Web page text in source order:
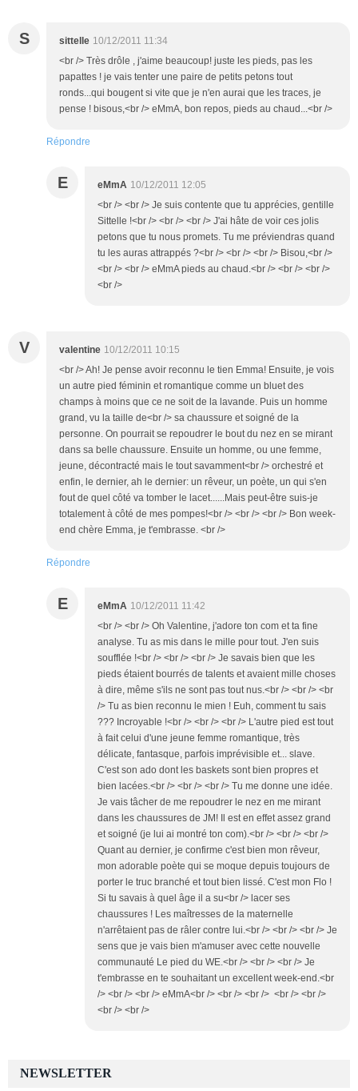
S sittelle 10/12/2011 11:34
<br /> Très drôle , j'aime beaucoup! juste les pieds, pas les
papattes ! je vais tenter une paire de petits petons tout
ronds...qui bougent si vite que je n'en aurai que les traces, je
pense ! bisous,<br /> eMmA, bon repos, pieds au chaud...<br />
Répondre
E eMmA 10/12/2011 12:05
<br /> <br /> Je suis contente que tu apprécies, gentille
Sittelle !<br /> <br /> <br /> J'ai hâte de voir ces jolis
petons que tu nous promets. Tu me préviendras quand
tu les auras attrappés ?<br /> <br /> <br /> Bisou,<br />
<br /> <br /> eMmA pieds au chaud.<br /> <br /> <br />
<br />
V valentine 10/12/2011 10:15
<br /> Ah! Je pense avoir reconnu le tien Emma! Ensuite, je vois
un autre pied féminin et romantique comme un bluet des
champs à moins que ce ne soit de la lavande. Puis un homme
grand, vu la taille de<br /> sa chaussure et soigné de la
personne. On pourrait se repoudrer le bout du nez en se mirant
dans sa belle chaussure. Ensuite un homme, ou une femme,
jeune, décontracté mais le tout savamment<br /> orchestré et
enfin, le dernier, ah le dernier: un rêveur, un poète, un qui s'en
fout de quel côté va tomber le lacet......Mais peut-être suis-je
totalement à côté de mes pompes!<br /> <br /> <br /> Bon week-
end chère Emma, je t'embrasse. <br />
Répondre
E eMmA 10/12/2011 11:42
<br /> <br /> Oh Valentine, j'adore ton com et ta fine
analyse. Tu as mis dans le mille pour tout. J'en suis
soufflée !<br /> <br /> <br /> Je savais bien que les
pieds étaient bourrés de talents et avaient mille choses
à dire, même s'ils ne sont pas tout nus.<br /> <br /> <br
/> Tu as bien reconnu le mien ! Euh, comment tu sais
??? Incroyable !<br /> <br /> <br /> L'autre pied est tout
à fait celui d'une jeune femme romantique, très
délicate, fantasque, parfois imprévisible et... slave.
C'est son ado dont les baskets sont bien propres et
bien lacées.<br /> <br /> <br /> Tu me donne une idée.
Je vais tâcher de me repoudrer le nez en me mirant
dans les chaussures de JM! Il est en effet assez grand
et soigné (je lui ai montré ton com).<br /> <br /> <br />
Quant au dernier, je confirme c'est bien mon rêveur,
mon adorable poète qui se moque depuis toujours de
porter le truc branché et tout bien lissé. C'est mon Flo !
Si tu savais à quel âge il a su<br /> lacer ses
chaussures ! Les maîtresses de la maternelle
n'arrêtaient pas de râler contre lui.<br /> <br /> <br /> Je
sens que je vais bien m'amuser avec cette nouvelle
communauté Le pied du WE.<br /> <br /> <br /> Je
t'embrasse en te souhaitant un excellent week-end.<br
/> <br /> <br /> eMmA<br /> <br /> <br /> <br /> <br />
<br /> <br />
NEWSLETTER